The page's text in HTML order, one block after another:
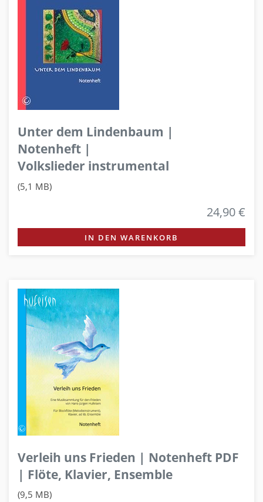
Unter dem Lindenbaum |
Notenheft |
Volkslieder instrumental
(5,1 MB)
24,90 €
IN DEN WARENKORB
Verleih uns Frieden | Notenheft PDF
| Flöte, Klavier, Ensemble
(9,5 MB)